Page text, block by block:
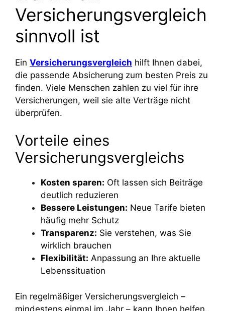
Versicherungsvergleich
sinnvoll ist
Ein Versicherungsvergleich hilft Ihnen dabei,
die passende Absicherung zum besten Preis zu
finden. Viele Menschen zahlen zu viel für ihre
Versicherungen, weil sie alte Verträge nicht
überprüfen.
Vorteile eines
Versicherungsvergleichs
Kosten sparen: Oft lassen sich Beiträge
deutlich reduzieren
Bessere Leistungen: Neue Tarife bieten
häufig mehr Schutz
Transparenz: Sie verstehen, was Sie
wirklich brauchen
Flexibilität: Anpassung an Ihre aktuelle
Lebenssituation
Ein regelmäßiger Versicherungsvergleich –
mindestens einmal im Jahr – kann Ihnen helfen,